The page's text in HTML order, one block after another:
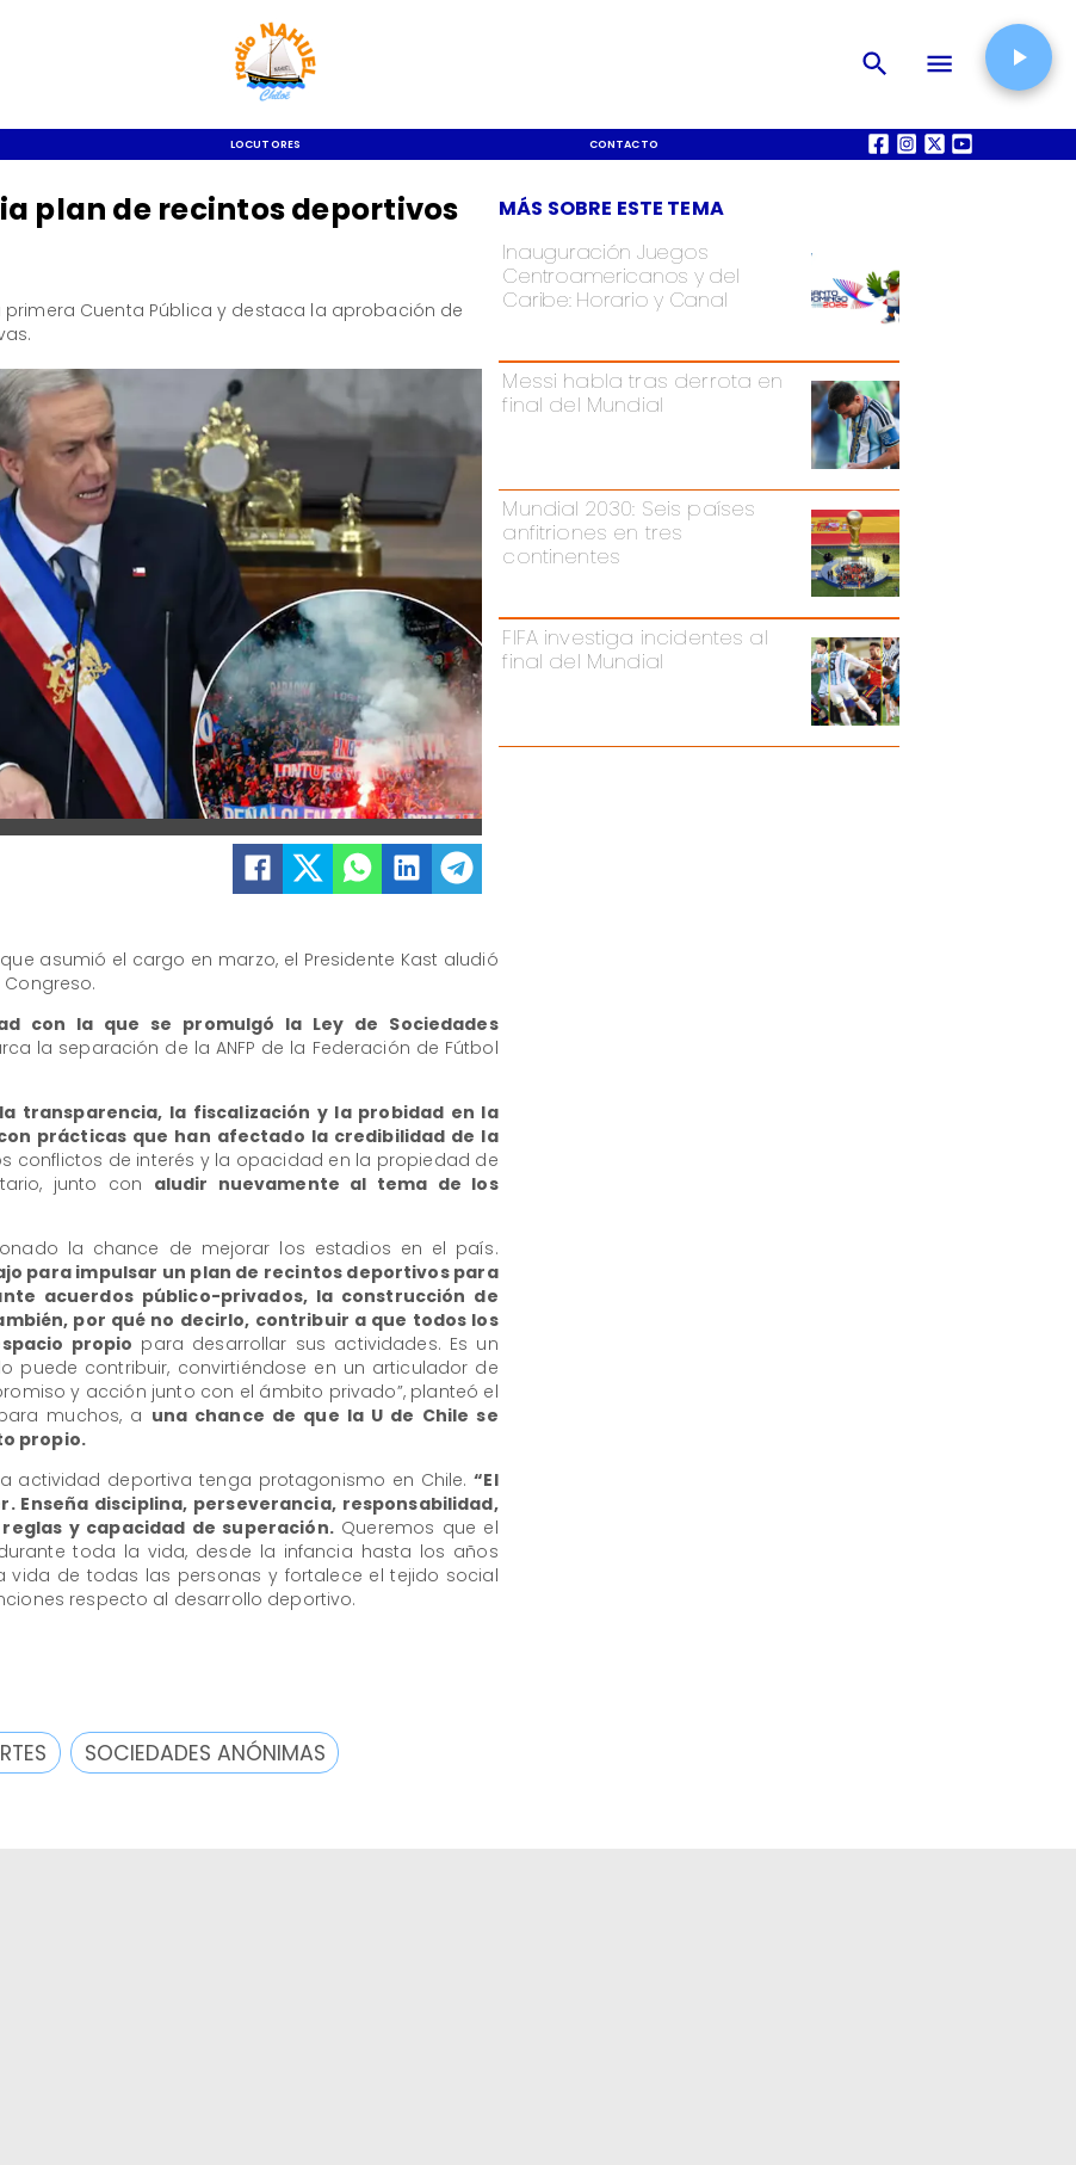
LOCUTORES CONTACTO QUIÉNES SOMOS
Inauguración Juegos
Centroamericanos y del
Caribe: Horario y Canal
Messi habla tras derrota en
final del Mundial
Mundial 2030: Seis países
anfitriones en tres
continentes
FIFA investiga incidentes al
final del Mundial
MÁS SOBRE ESTE TEMA
plan de recintos deportivos
Cuenta Pública y destaca la aprobación de
asumió el cargo en marzo, el Presidente Kast aludió
con la que se promulgó la Ley de Sociedades
la separación de la ANFP de la Federación de Fútbol
transparencia, la fiscalización y la probidad en la
prácticas que han afectado la credibilidad de la
conflictos de interés y la opacidad en la propiedad de
junto con aludir nuevamente al tema de los
la chance de mejorar los estadios en el país.
para impulsar un plan de recintos deportivos para
acuerdos público-privados, la construcción de
por qué no decirlo, contribuir a que todos los
propio para desarrollar sus actividades. Es un
puede contribuir, convirtiéndose en un articulador de
y acción junto con el ámbito privado”, planteó el
muchos, a una chance de que la U de Chile se
propio.
actividad deportiva tenga protagonismo en Chile.“El
Enseña disciplina, perseverancia, responsabilidad,
y capacidad de superación.Queremos que el
toda la vida, desde la infancia hasta los años
vida de todas las personas y fortalece el tejido social
respecto al desarrollo deportivo.
SOCIEDADES ANÓNIMAS